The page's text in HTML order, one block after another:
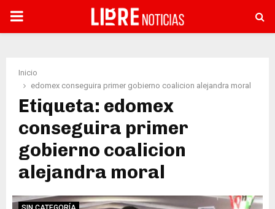
PRIMARY
Inicio
edomex conseguira primer gobierno coalicion alejandra moral
Etiqueta: edomex
conseguira primer
gobierno coalicion
alejandra moral